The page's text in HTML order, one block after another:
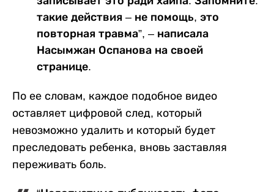
такие действия – не помощь, это
повторная травма”, – написала
Насымжан Оспанова на своей
странице.
По ее словам, каждое подобное видео
оставляет цифровой след, который
невозможно удалить и который будет
преследовать ребенка, вновь заставляя
переживать боль.